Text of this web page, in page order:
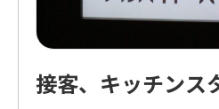
接客、キッチンス